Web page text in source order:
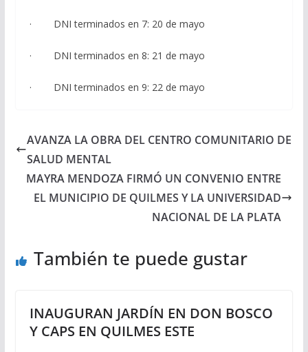
· DNI terminados en 7: 20 de mayo
· DNI terminados en 8: 21 de mayo
· DNI terminados en 9: 22 de mayo
AVANZA LA OBRA DEL CENTRO COMUNITARIO DE
SALUD MENTAL
MAYRA MENDOZA FIRMÓ UN CONVENIO ENTRE
EL MUNICIPIO DE QUILMES Y LA UNIVERSIDAD
NACIONAL DE LA PLATA
También te puede gustar
INAUGURAN JARDÍN EN DON BOSCO
Y CAPS EN QUILMES ESTE